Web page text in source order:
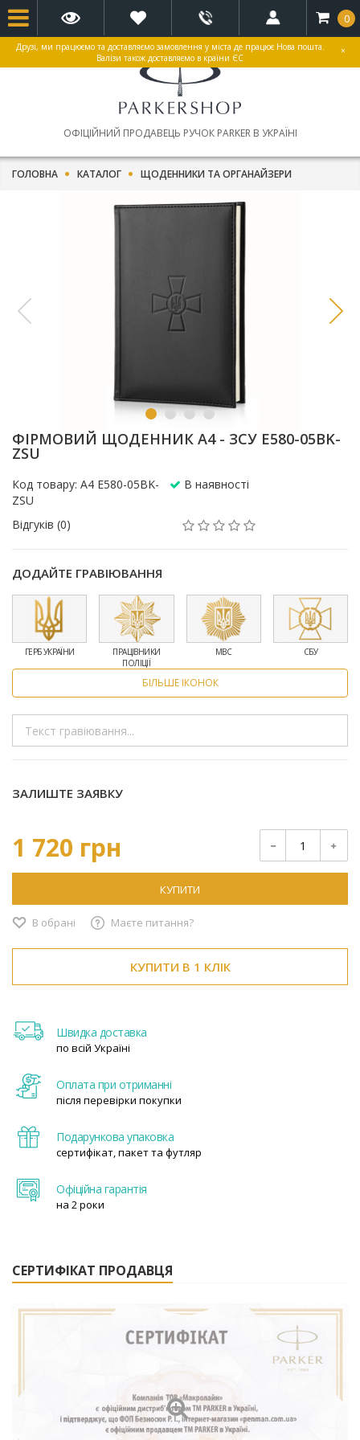
Друзі, ми працюємо та доставляємо замовлення у міста де працює Нова пошта.
Валізи також доставляємо в країни ЄС
×
ОФІЦІЙНИЙ ПРОДАВЕЦЬ РУЧОК PARKER В УКРАЇНІ
0
ГОЛОВНА КАТАЛОГ ЩОДЕННИКИ ТА ОРГАНАЙЗЕРИ
ФІРМОВИЙ ЩОДЕННИК A4 - ЗСУ E580-05BK-
ZSU
Код товару: A4 E580-05BK-
ZSU
В наявності
Відгуків (0)
ДОДАЙТЕ ГРАВІЮВАННЯ
ГЕРБ УКРАЇНИ
ПРАЦІВНИКИ
ПОЛІЦІЇ
МВС СБУ
БІЛЬШЕ ІКОНОК
ЗАЛИШТЕ ЗАЯВКУ
1 720 грн
КУПИТИ
В обрані Маєте питання?
КУПИТИ В 1 КЛІК
Швидка доставка
по всій Україні
Оплата при отриманні
після перевірки покупки
Подарункова упаковка
сертифікат, пакет та футляр
Офіційна гарантія
на 2 роки
СЕРТИФІКАТ ПРОДАВЦЯ